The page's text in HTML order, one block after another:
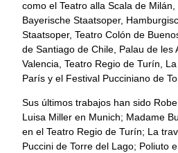
como el Teatro alla Scala de
Bayerische Staatsoper,
Staatsoper, Teatro Colón de
de Santiago de Chile, Palau de les
Valencia, Teatro Regio de Turín,
París y el Festival Pucciniano de
Sus últimos trabajos han sido
Luisa Miller en Munich; Madame
en el Teatro Regio de Turín; La
Puccini de Torre del Lago; Poliuto